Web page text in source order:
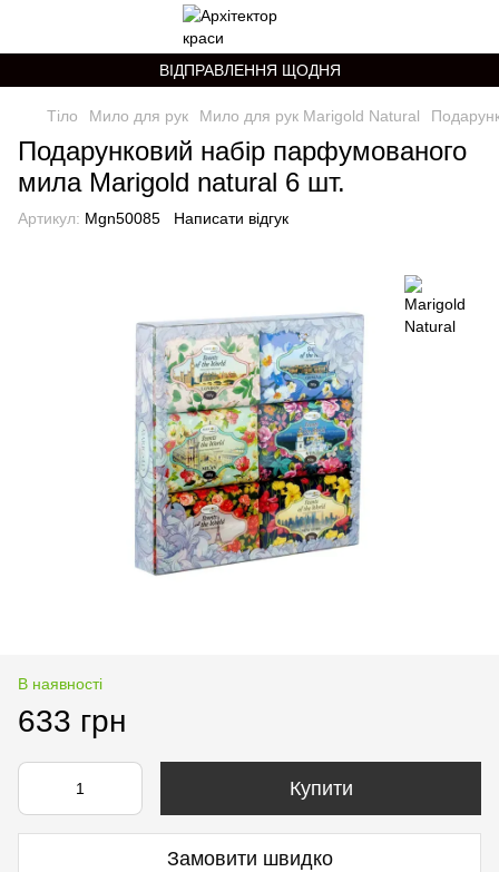
ВІДПРАВЛЕННЯ ЩОДНЯ
Тіло Мило для рук Мило для рук Marigold Natural
Подарунковий набір парфумованого
мила Marigold natural 6 шт.
Артикул: Mgn50085 Написати відгук
В наявності
633 грн
Купити
Замовити швидко